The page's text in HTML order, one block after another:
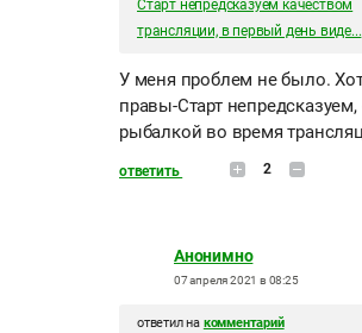
Старт непредсказуем качеством
трансляции, в первый день виде...
У меня проблем не было.
правы-Старт
рыбалкой во время
ответить 2
Анонимно
07 апреля 2021 в 08:25
ответил на комментарий